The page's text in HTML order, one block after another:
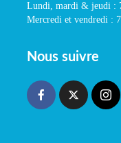
Lundi, mardi & jeudi :
Mercredi et vendredi :
Nous suivre